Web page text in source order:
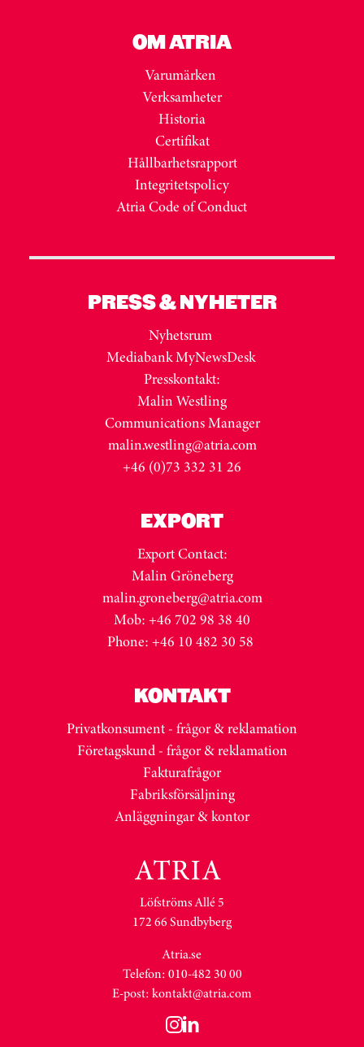
OM ATRIA
Varumärken
Verksamheter
Historia
Certifikat
Hållbarhetsrapport
Integritetspolicy
Atria Code of Conduct
PRESS & NYHETER
Nyhetsrum
Mediabank MyNewsDesk
Presskontakt:
Malin Westling
Communications Manager
malin.westling@atria.com
+46 (0)73 332 31 26
EXPORT
Export Contact:
Malin Gröneberg
malin.groneberg@atria.com
Mob: +46 702 98 38 40
Phone: +46 10 482 30 58
KONTAKT
Privatkonsument - frågor & reklamation
Företagskund - frågor & reklamation
Fakturafrågor
Fabriksförsäljning
Anläggningar & kontor
Löfströms Allé 5
172 66 Sundbyberg
Atria.se
Telefon: 010-482 30 00
E-post: kontakt@atria.com